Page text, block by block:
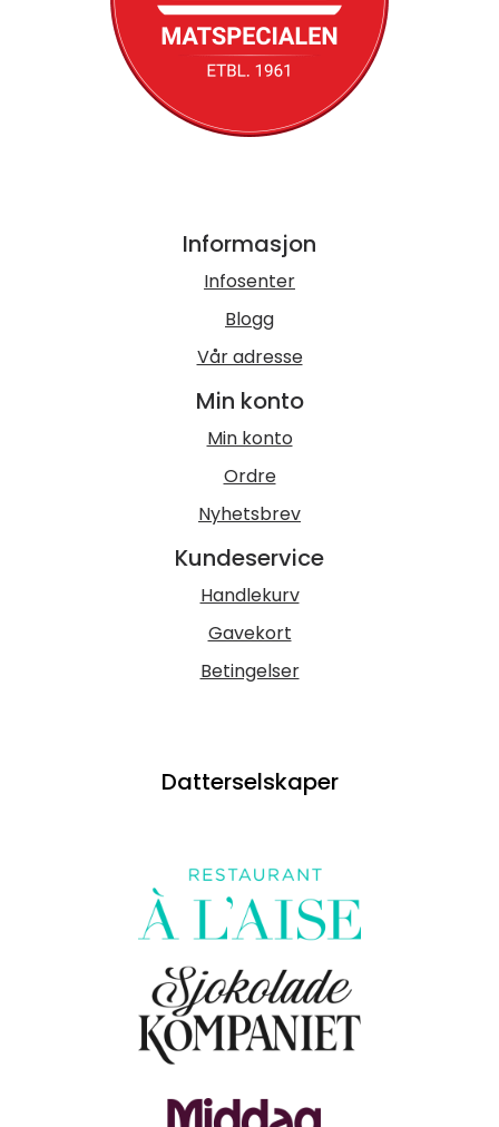
Informasjon
Infosenter
Blogg
Vår adresse
Min konto
Min konto
Ordre
Nyhetsbrev
Kundeservice
Handlekurv
Gavekort
Betingelser
Datterselskaper